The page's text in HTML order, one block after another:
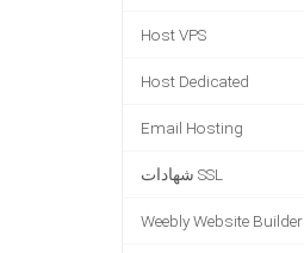
Host VPS
Host Dedicated
Email Hosting
شهادات SSL
Weebly Website Builder